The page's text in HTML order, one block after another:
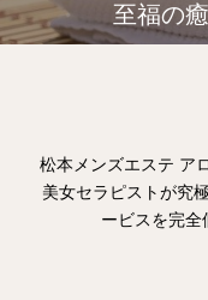
至福の
松本メンズエステ ア
美女セラピストが究
ービスを完全